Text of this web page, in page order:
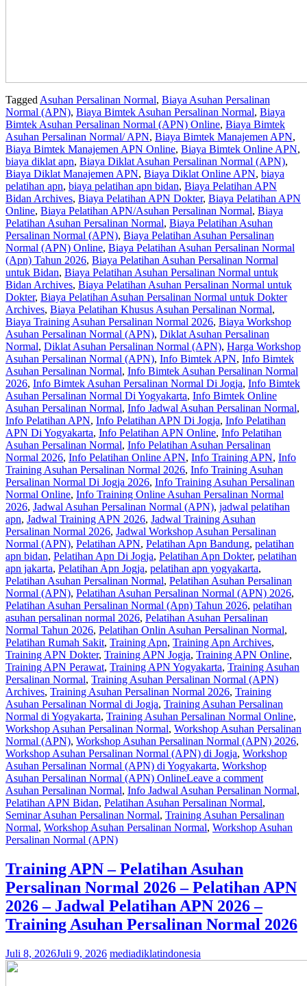
Tagged Asuhan Persalinan Normal, Biaya Asuhan Persalinan
Normal (APN), Biaya Bimtek Asuhan Persalinan Normal, Biaya
Bimtek Asuhan Persalinan Normal (APN) Online, Biaya Bimtek
Asuhan Persalinan Normal/ APN, Biaya Bimtek Manajemen APN,
Biaya Bimtek Manajemen APN Online, Biaya Bimtek Online APN,
biaya diklat apn, Biaya Diklat Asuhan Persalinan Normal (APN),
Biaya Diklat Manajemen APN, Biaya Diklat Online APN, biaya
pelatihan apn, biaya pelatihan apn bidan, Biaya Pelatihan APN
Bidan Archives, Biaya Pelatihan APN Dokter, Biaya Pelatihan APN
Online, Biaya Pelatihan APN/Asuhan Persalinan Normal, Biaya
Pelatihan Asuhan Persalinan Normal, Biaya Pelatihan Asuhan
Persalinan Normal (APN), Biaya Pelatihan Asuhan Persalinan
Normal (APN) Online, Biaya Pelatihan Asuhan Persalinan Normal
(Apn) Tahun 2026, Biaya Pelatihan Asuhan Persalinan Normal
untuk Bidan, Biaya Pelatihan Asuhan Persalinan Normal untuk
Bidan Archives, Biaya Pelatihan Asuhan Persalinan Normal untuk
Dokter, Biaya Pelatihan Asuhan Persalinan Normal untuk Dokter
Archives, Biaya Pelatihan Khusus Asuhan Persalinan Normal,
Biaya Training Asuhan Persalinan Normal 2026, Biaya Workshop
Asuhan Persalinan Normal (APN), Diklat Asuhan Persalinan
Normal, Diklat Asuhan Persalinan Normal (APN), Harga Workshop
Asuhan Persalinan Normal (APN), Info Bimtek APN, Info Bimtek
Asuhan Persalinan Normal, Info Bimtek Asuhan Persalinan Normal
2026, Info Bimtek Asuhan Persalinan Normal Di Jogja, Info Bimtek
Asuhan Persalinan Normal Di Yogyakarta, Info Bimtek Online
Asuhan Persalinan Normal, Info Jadwal Asuhan Persalinan Normal,
Info Pelatihan APN, Info Pelatihan APN Di Jogja, Info Pelatihan
APN Di Yogyakarta, Info Pelatihan APN Online, Info Pelatihan
Asuhan Persalinan Normal, Info Pelatihan Asuhan Persalinan
Normal 2026, Info Pelatihan Online APN, Info Training APN, Info
Training Asuhan Persalinan Normal 2026, Info Training Asuhan
Persalinan Normal Di Jogja 2026, Info Training Asuhan Persalinan
Normal Online, Info Training Online Asuhan Persalinan Normal
2026, Jadwal Asuhan Persalinan Normal (APN), jadwal pelatihan
apn, Jadwal Training APN 2026, Jadwal Training Asuhan
Persalinan Normal 2026, Jadwal Workshop Asuhan Persalinan
Normal (APN), Pelatihan APN, Pelatihan Apn Bandung, pelatihan
apn bidan, Pelatihan Apn Di Jogja, Pelatihan Apn Dokter, pelatihan
apn jakarta, Pelatihan Apn Jogja, pelatihan apn yogyakarta,
Pelatihan Asuhan Persalinan Normal, Pelatihan Asuhan Persalinan
Normal (APN), Pelatihan Asuhan Persalinan Normal (APN) 2026,
Pelatihan Asuhan Persalinan Normal (Apn) Tahun 2026, pelatihan
asuhan persalinan normal 2026, Pelatihan Asuhan Persalinan
Normal Tahun 2026, Pelatihan Onlin Asuhan Persalinan Normal,
Pelatihan Rumah Sakit, Training Apn, Training Apn Archives,
Training APN Dokter, Training APN Jogja, Training APN Online,
Training APN Perawat, Training APN Yogyakarta, Training Asuhan
Persalinan Normal, Training Asuhan Persalinan Normal (APN)
Archives, Training Asuhan Persalinan Normal 2026, Training
Asuhan Persalinan Normal di Jogja, Training Asuhan Persalinan
Normal di Yogyakarta, Training Asuhan Persalinan Normal Online,
Workshop Asuhan Persalinan Normal, Workshop Asuhan Persalinan
Normal (APN), Workshop Asuhan Persalinan Normal (APN) 2026,
Workshop Asuhan Persalinan Normal (APN) di Jogja, Workshop
Asuhan Persalinan Normal (APN) di Yogyakarta, Workshop
Asuhan Persalinan Normal (APN) OnlineLeave a comment
Asuhan Persalinan Normal, Info Jadwal Asuhan Persalinan Normal,
Pelatihan APN Bidan, Pelatihan Asuhan Persalinan Normal,
Seminar Asuhan Persalinan Normal, Training Asuhan Persalinan
Normal, Workshop Asuhan Persalinan Normal, Workshop Asuhan
Persalinan Normal (APN)
Training APN – Pelatihan Asuhan
Persalinan Normal 2026 – Pelatihan APN
2026 – Jadwal Pelatihan APN 2026 –
Training Asuhan Persalinan Normal 2026
Juli 8, 2026Juli 9, 2026 mediadiklatindonesia